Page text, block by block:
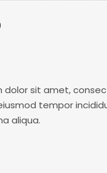
ipsum dolor sit amet,
ut labore et
aliqua.
dolor sit amet,
tempor
aliqua.